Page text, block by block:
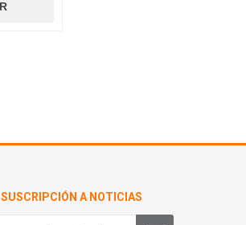
SUSCRIPCIÓN A NOTICIAS